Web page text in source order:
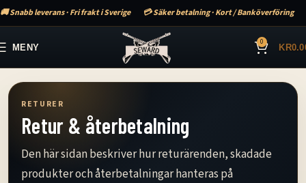
🚚 Snabb leverans · Fri frakt i Sverige 💳 Säker betalning · Kort / Banköverföring
MENY 0 KR
RETURER
Retur & återbetalning
Den här sidan beskriver hur returärenden, skadade
produkter och återbetalningar hanteras på